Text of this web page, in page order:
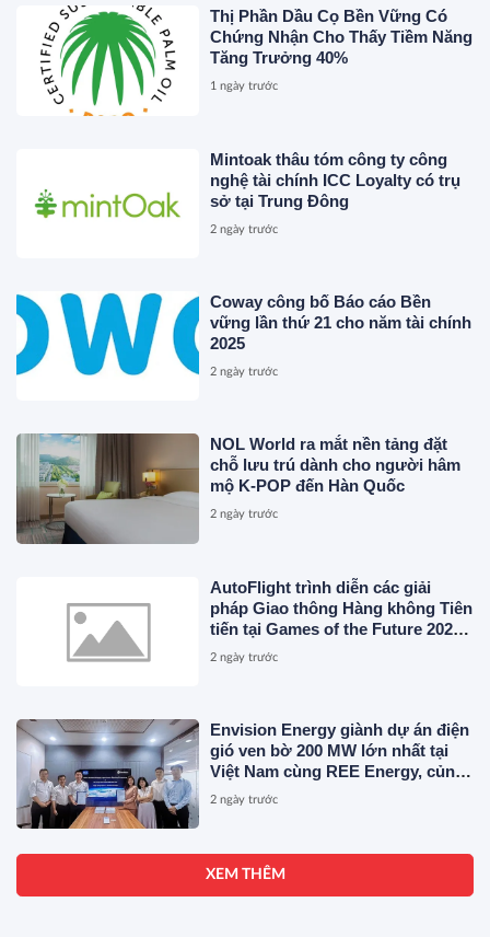
Thị Phần Dầu Cọ Bền Vững Có
Chứng Nhận Cho Thấy Tiềm Năng
Tăng Trưởng 40%
1 ngày trước
Mintoak thâu tóm công ty công
nghệ tài chính ICC Loyalty có trụ
sở tại Trung Đông
2 ngày trước
Coway công bố Báo cáo Bền
vững lần thứ 21 cho năm tài chính
2025
2 ngày trước
NOL World ra mắt nền tảng đặt
chỗ lưu trú dành cho người hâm
mộ K-POP đến Hàn Quốc
2 ngày trước
AutoFlight trình diễn các giải
pháp Giao thông Hàng không Tiên
tiến tại Games of the Future 2026
ở Astana, Kazakhstan
2 ngày trước
Envision Energy giành dự án điện
gió ven bờ 200 MW lớn nhất tại
Việt Nam cùng REE Energy, củng
cố Hệ thống Năng lượng Tương
2 ngày trước
XEM THÊM